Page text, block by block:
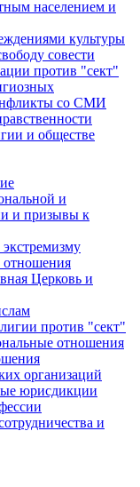
населением и
культуры
совести
против "сект"
со СМИ
и обществе
и
и призывы к
Церковь и
против "сект"
отношения
организаций
юрисдикции
и